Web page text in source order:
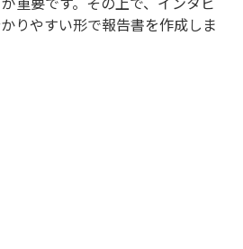
りやすい形で報告書を作成しま